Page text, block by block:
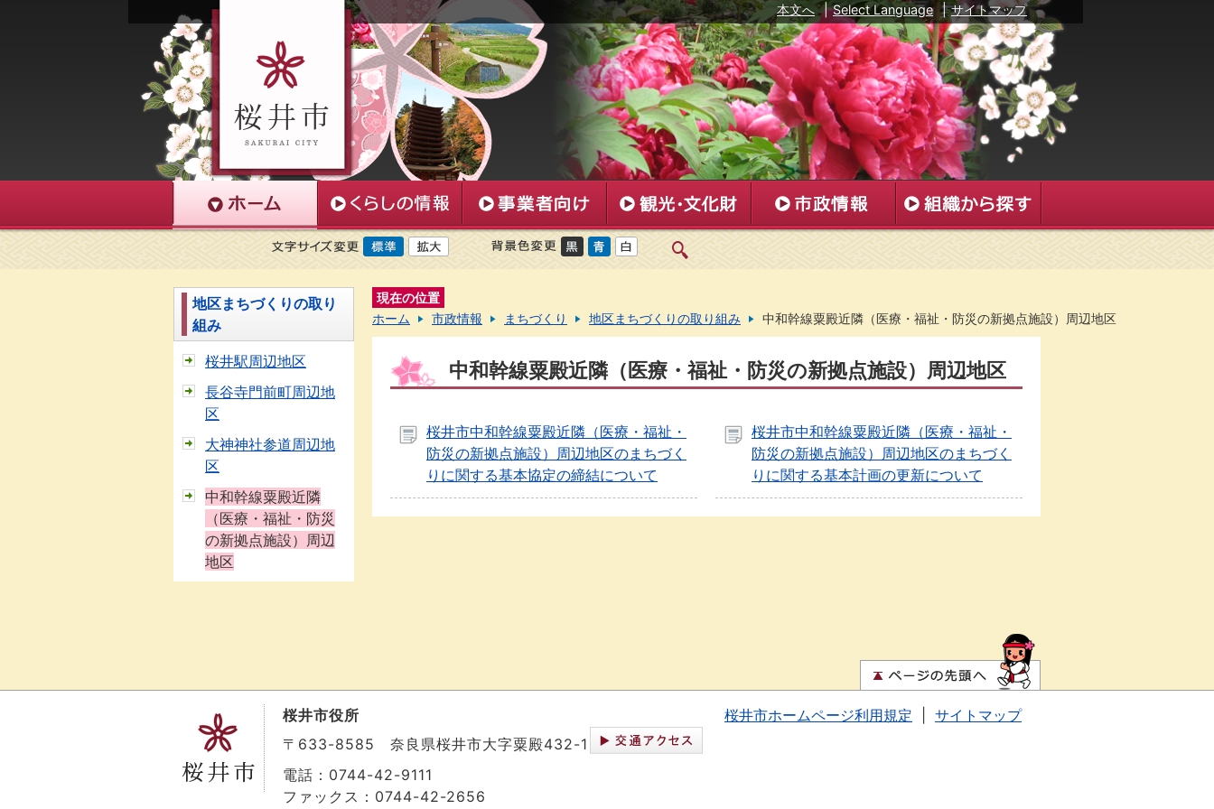
本文へ | Select Language | サイトマップ
地区まちづくりの取り
組み
桜井駅周辺地区
長谷寺門前町周辺地
区
大神神社参道周辺地
区
中和幹線粟殿近隣
（医療・福祉・防災
の新拠点施設）周辺
地区
現在の位置
ホーム
市政情報 まちづくり 地区まちづくりの取り組み 中和幹線粟殿近隣（医療・福祉・防災の新拠点施設）周辺地区
中和幹線粟殿近隣（医療・福祉・防災の新拠点施設）周辺地区
桜井市中和幹線粟殿近隣（医療・福祉・
防災の新拠点施設）周辺地区のまちづく
りに関する基本協定の締結について
桜井市中和幹線粟殿近隣（医療・福祉・
防災の新拠点施設）周辺地区のまちづく
りに関する基本計画の更新について
桜井市役所
〒633-8585 奈良県桜井市大字粟殿432-1
電話：0744-42-9111
ファックス：0744-42-2656
桜井市ホームページ利用規定 サイトマップ